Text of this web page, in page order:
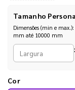
Tamanho
Dimensões (min e
mm até 10000 mm
Largura
Altura
Cor